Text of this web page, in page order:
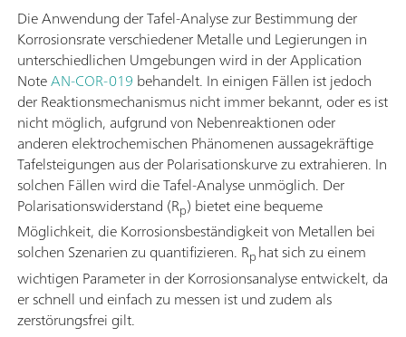
Die Anwendung der Tafel-Analyse zur Bestimmung der
Korrosionsrate verschiedener Metalle und Legierungen in
unterschiedlichen Umgebungen wird in der Application
NoteAN-COR-019 behandelt. In einigen Fällen ist jedoch
der Reaktionsmechanismus nicht immer bekannt, oder es ist
nicht möglich, aufgrund von Nebenreaktionen oder
anderen elektrochemischen Phänomenen aussagekräftige
Tafelsteigungen aus der Polarisationskurve zu extrahieren. In
solchen Fällen wird die Tafel-Analyse unmöglich. Der
Polarisationswiderstand (Rp) bietet eine bequeme
Möglichkeit, die Korrosionsbeständigkeit von Metallen bei
solchen Szenarien zu quantifizieren. Rphat sich zu einem
wichtigen Parameter in der Korrosionsanalyse entwickelt, da
er schnell und einfach zu messen ist und zudem als
zerstörungsfrei gilt.